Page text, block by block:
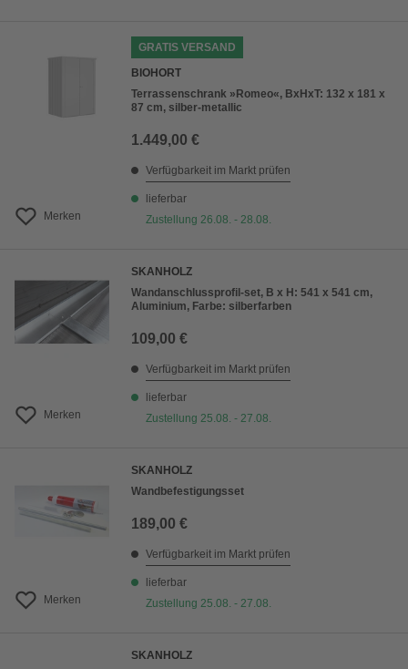
Merken
GRATIS VERSAND
BIOHORT
Terrassenschrank »Romeo«, BxHxT: 132 x 181 x
87 cm, silber-metallic
1.449,00 €
Verfügbarkeit im Markt prüfen
lieferbar
Zustellung 26.08. - 28.08.
Merken
SKANHOLZ
Wandanschlussprofil-set, B x H: 541 x 541 cm,
Aluminium, Farbe: silberfarben
109,00 €
Verfügbarkeit im Markt prüfen
lieferbar
Zustellung 25.08. - 27.08.
Merken
SKANHOLZ
Wandbefestigungsset
189,00 €
Verfügbarkeit im Markt prüfen
lieferbar
Zustellung 25.08. - 27.08.
SKANHOLZ